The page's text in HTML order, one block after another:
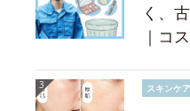
く、
｜コ
スキンケア